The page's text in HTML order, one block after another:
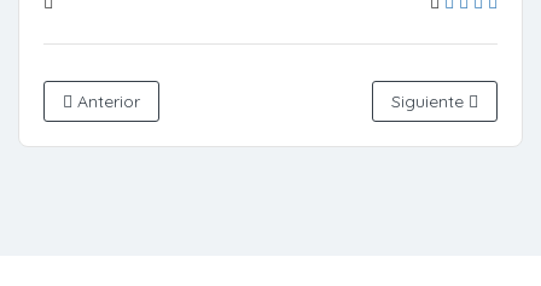
Anterior Siguiente